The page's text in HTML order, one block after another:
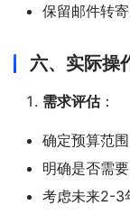
保留邮件转
六、实际操
需求评估：
确定预算范
明确是否需
考虑未来2-3